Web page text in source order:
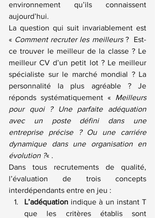
environnement qu’ils connaissent
aujourd’hui.
La question qui suit invariablement est
« Comment recruter les meilleurs ?  Est-
ce trouver le meilleur de la classe ? Le
meilleur CV d’un petit lot ? Le meilleur
spécialiste sur le marché mondial ? La
personnalité la plus agréable ? Je
réponds systématiquement « Meilleurs
pour quoi ? Une parfaite adéquation
avec un poste défini dans une
entreprise précise ? Ou une carriére
dynamique dans une organisation en
évolution ?« .
Dans tous recrutements de qualité,
l’évaluation de trois concepts
interdépendants entre en jeu :
L’adéquation indique à un instant T
que les critères établis sont